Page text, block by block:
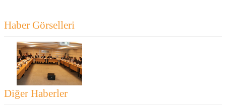
Haber Görselleri
Diğer Haberler